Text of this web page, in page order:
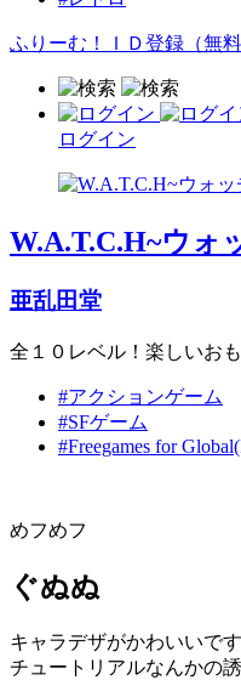
ふりーむ！ＩＤ登録（無料
ログイン
W.A.T.C.H~ウォ
亜乱田堂
全１０レベル！楽しいお
#アクションゲーム
#SFゲーム
#Freegames for
めフめフ
ぐぬぬ
キャラデザがかわいいで
チュートリアルなんかの